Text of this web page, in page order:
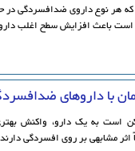
هر نوع داروی ضدافسردگی در
است باعث افزایش سطح اغلب
با داروهای
است به یک دارو، واکنش
مشابهی بر روی افسردگی دارند